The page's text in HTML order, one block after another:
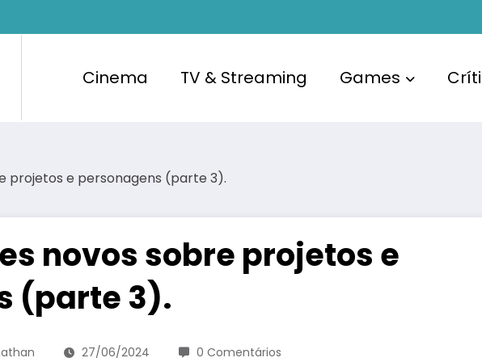
Cinema TV & Streaming Games
novos sobre projetos e
(parte 3).
27/06/2024 0 Comentários